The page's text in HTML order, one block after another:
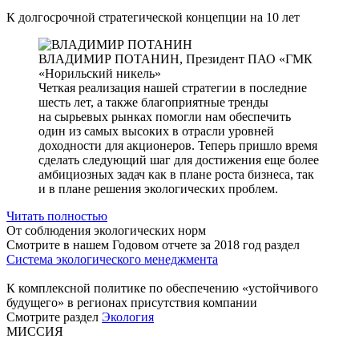
К долгосрочной стратегической концепции на 10 лет
ВЛАДИМИР ПОТАНИН, Президент ПАО «ГМК
«Норильский никель»
Четкая реализация нашей стратегии в последние
шесть лет, а также благоприятные тренды
на сырьевых рынках помогли нам обеспечить
один из самых высоких в отрасли уровней
доходности для акционеров. Теперь пришло время
сделать следующий шаг для достижения еще более
амбициозных задач как в плане роста бизнеса, так
и в плане решения экологических проблем.
Читать полностью
От соблюдения экологических норм
Смотрите в нашем Годовом отчете за 2018 год раздел
Система экологического менеджмента
К комплексной политике по обеспечению «устойчивого
будущего» в регионах присутствия компании
Смотрите раздел Экология
МИССИЯ